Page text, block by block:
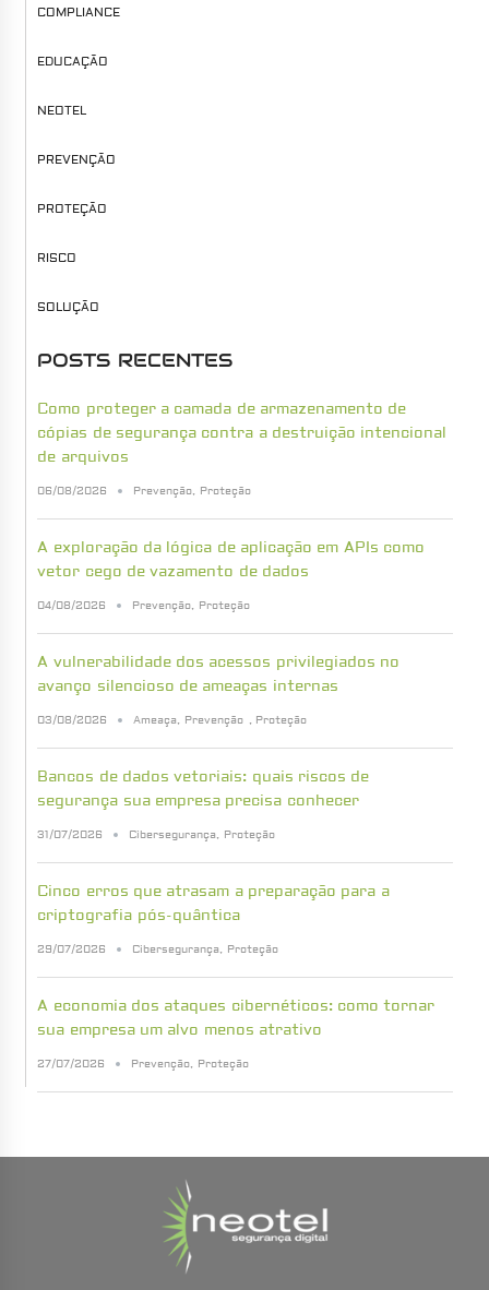
COMPLIANCE
EDUCAÇÃO
NEOTEL
PREVENÇÃO
PROTEÇÃO
RISCO
SOLUÇÃO
POSTS RECENTES
Como proteger a camada de armazenamento de
cópias de segurança contra a destruição intencional
de arquivos
06/08/2026 Prevenção, Proteção
A exploração da lógica de aplicação em APIs como
vetor cego de vazamento de dados
04/08/2026 Prevenção, Proteção
A vulnerabilidade dos acessos privilegiados no
avanço silencioso de ameaças internas
03/08/2026 Ameaça, Prevenção , Proteção
Bancos de dados vetoriais: quais riscos de
segurança sua empresa precisa conhecer
31/07/2026 Cibersegurança, Proteção
Cinco erros que atrasam a preparação para a
criptografia pós-quântica
29/07/2026 Cibersegurança, Proteção
A economia dos ataques cibernéticos: como tornar
sua empresa um alvo menos atrativo
27/07/2026 Prevenção, Proteção